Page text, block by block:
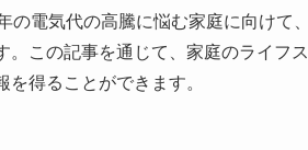
電気代の高騰に悩む家庭に向けて、
この記事を通じて、家庭のライフス
得ることができます。